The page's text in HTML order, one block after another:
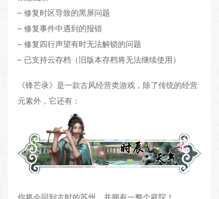
– 修复时区导致的黑屏问题
– 修复事件中遇到的报错
– 修复四行声望有时无法解锁的问题
– 已支持云存档（旧版本存档将无法继续使用）
《锋芒录》是一款古风经营类游戏，除了传统的经营
元素外，它还有：